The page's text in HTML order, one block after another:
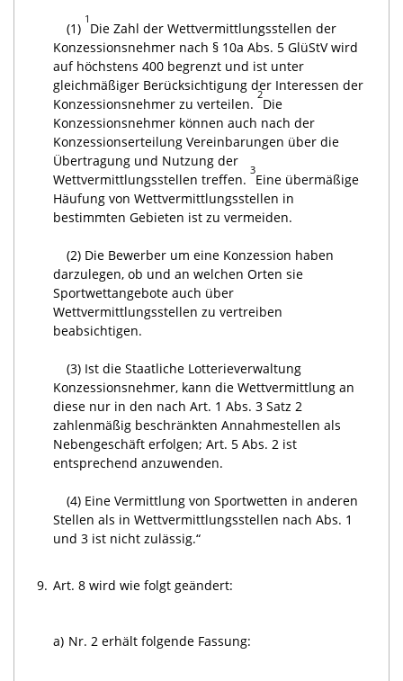
(1)
1
Die Zahl der Wettvermittlungsstellen der
Konzessionsnehmer nach § 10a Abs. 5 GlüStV wird
auf höchstens 400 begrenzt und ist unter
gleichmäßiger Berücksichtigung der Interessen der
Konzessionsnehmer zu verteilen.
2
Die
Konzessionsnehmer können auch nach der
Konzessionserteilung Vereinbarungen über die
Übertragung und Nutzung der
Wettvermittlungsstellen treffen.
3
Eine übermäßige
Häufung von Wettvermittlungsstellen in
bestimmten Gebieten ist zu vermeiden.
(2) Die Bewerber um eine Konzession haben
darzulegen, ob und an welchen Orten sie
Sportwettangebote auch über
Wettvermittlungsstellen zu vertreiben
beabsichtigen.
(3) Ist die Staatliche Lotterieverwaltung
Konzessionsnehmer, kann die Wettvermittlung an
diese nur in den nach Art. 1 Abs. 3 Satz 2
zahlenmäßig beschränkten Annahmestellen als
Nebengeschäft erfolgen; Art. 5 Abs. 2 ist
entsprechend anzuwenden.
(4) Eine Vermittlung von Sportwetten in anderen
Stellen als in Wettvermittlungsstellen nach Abs. 1
und 3 ist nicht zulässig.“
9. Art. 8 wird wie folgt geändert:
a) Nr. 2 erhält folgende Fassung: